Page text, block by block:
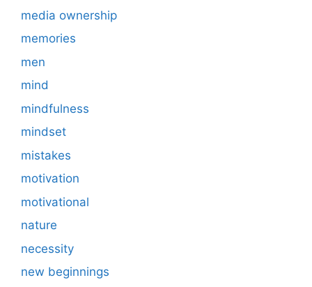
media ownership
memories
men
mind
mindfulness
mindset
mistakes
motivation
motivational
nature
necessity
new beginnings